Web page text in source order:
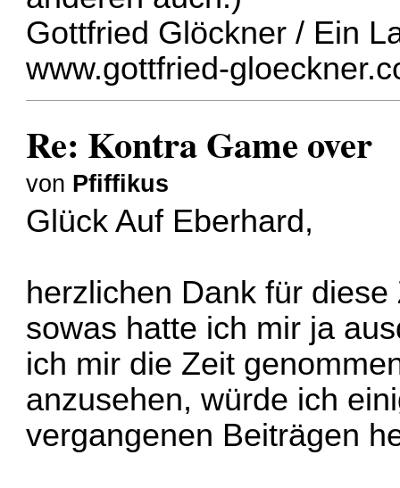
Gottfried Glöckner / Ein
www.gottfried-
Re: Kontra Game over
von Pfiffikus
Glück Auf Eberhard,
herzlichen Dank für
sowas hatte ich mir ja
ich mir die Zeit
anzusehen, würde ich
vergangenen Beiträgen